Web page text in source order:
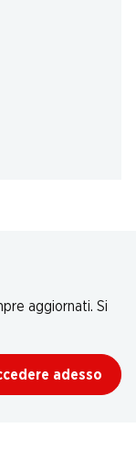
aggiornati. Si
adesso